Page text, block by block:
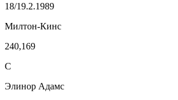
18/19.2.1989
Милтон-Кинс
240,169
С
Элинор Адамс